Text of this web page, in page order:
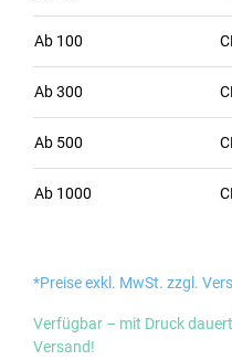
Ab 100
Ab300
Ab 500
Ab 1000
*Preise exkl. MwSt. zzgl.
Verfügbar – mit Druck
Versand!